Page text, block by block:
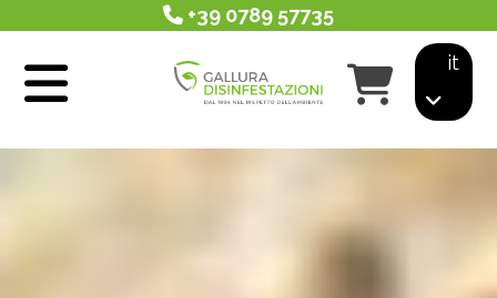
+39 0789 57735
it